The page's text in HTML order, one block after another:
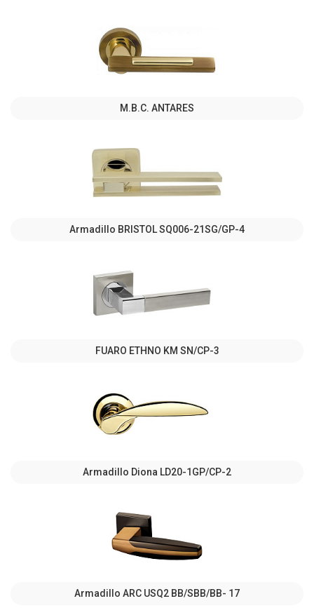
M.B.C. ANTARES
Armadillo BRISTOL SQ006-21SG/GP-4
FUARO ETHNO KM SN/CP-3
Armadillo Diona LD20-1GP/CP-2
Armadillo ARC USQ2 BB/SBB/BB- 17